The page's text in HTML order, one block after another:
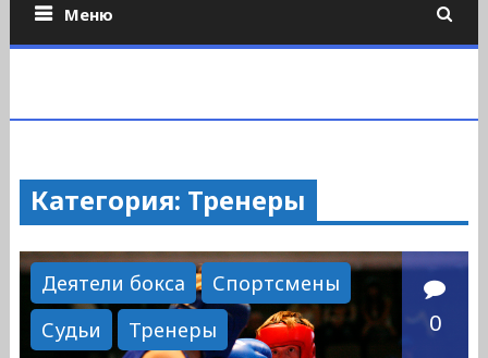
Меню
Категория: Тренеры
Деятели бокса
Спортсмены
Судьи
Тренеры 0